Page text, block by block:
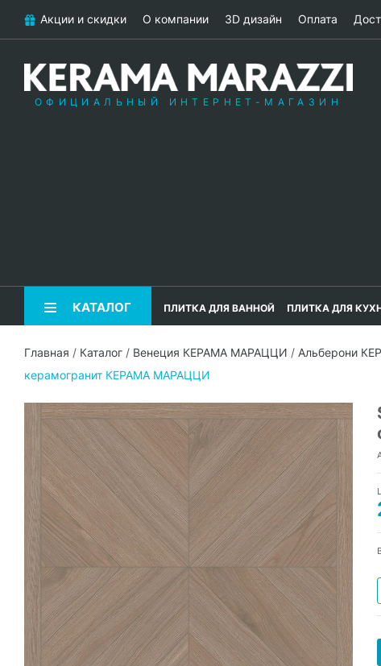
Акции и скидки О компании 3D дизайн Оплата
ОФИЦИАЛЬНЫЙ ИНТЕРНЕТ-МАГАЗИН
КАТАЛОГ ПЛИТКА ДЛЯ ВАННОЙ ПЛИТКА ДЛЯ
Главная / Каталог / Венеция КЕРАМА МАРАЦЦИ / Альберони
керамогранит КЕРАМА МАРАЦЦИ